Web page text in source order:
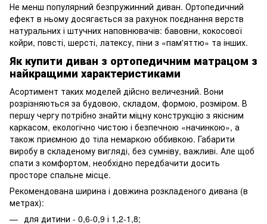
Не менш популярний безпружинний диван. Ортопедичний
ефект в ньому досягається за рахунок поєднання верств
натуральних і штучних наповнювачів: бавовни, кокосової
койри, повсті, шерсті, латексу, піни з «пам'яттю» та інших.
Як купити диван з ортопедичним матрацом з
найкращими характеристиками
Асортимент таких моделей дійсно величезний. Вони
розрізняються за будовою, складом, формою, розміром. В
першу чергу потрібно знайти міцну конструкцію з якісним
каркасом, екологічно чистою і безпечною «начинкою», а
також приємною до тіла немаркою оббивкою. Габарити
виробу в складеному вигляді, без сумніву, важливі. Але щоб
спати з комфортом, необхідно передбачити досить
просторе спальне місце.
Рекомендована ширина і довжина розкладеного дивана (в
метрах):
для дитини - 0,6-0,9 і 1,2-1,8;